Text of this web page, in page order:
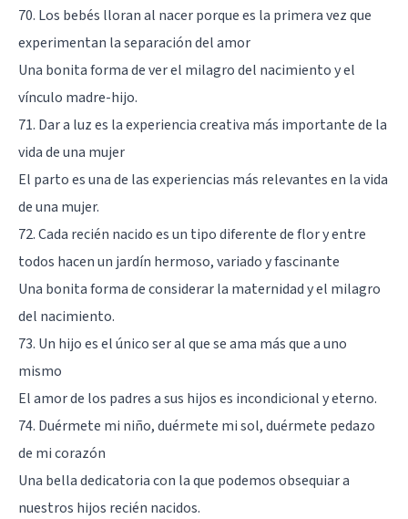
70. Los bebés lloran al nacer porque es la primera vez que
experimentan la separación del amor
Una bonita forma de ver el milagro del nacimiento y el
vínculo madre-hijo.
71. Dar a luz es la experiencia creativa más importante de la
vida de una mujer
El parto es una de las experiencias más relevantes en la vida
de una mujer.
72. Cada recién nacido es un tipo diferente de flor y entre
todos hacen un jardín hermoso, variado y fascinante
Una bonita forma de considerar la maternidad y el milagro
del nacimiento.
73. Un hijo es el único ser al que se ama más que a uno
mismo
El amor de los padres a sus hijos es incondicional y eterno.
74. Duérmete mi niño, duérmete mi sol, duérmete pedazo
de mi corazón
Una bella dedicatoria con la que podemos obsequiar a
nuestros hijos recién nacidos.